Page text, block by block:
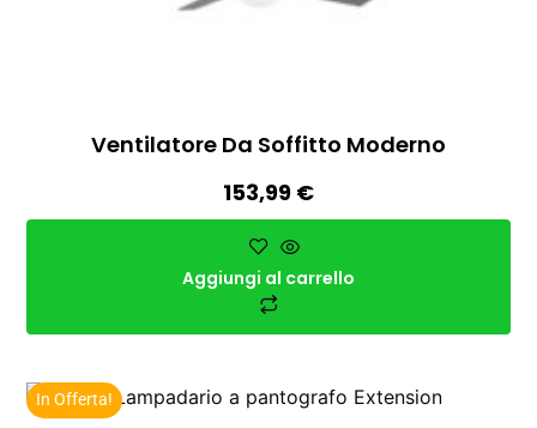
Ventilatore Da Soffitto Moderno
153,99 €
Aggiungi al carrello
In Offerta!